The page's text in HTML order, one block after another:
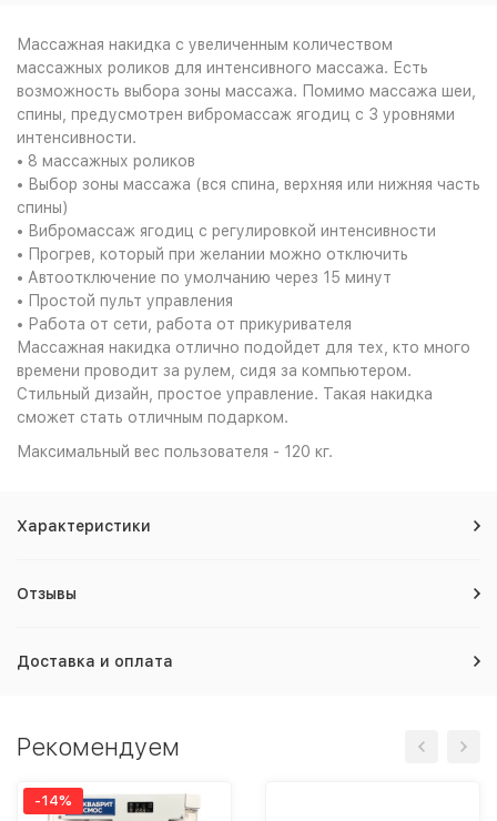
Массажная накидка с увеличенным количеством
массажных роликов для интенсивного массажа. Есть
возможность выбора зоны массажа. Помимо массажа шеи,
спины, предусмотрен вибромассаж ягодиц с 3 уровнями
интенсивности.
• 8 массажных роликов
• Выбор зоны массажа (вся спина, верхняя или нижняя часть
спины)
• Вибромассаж ягодиц с регулировкой интенсивности
• Прогрев, который при желании можно отключить
• Автоотключение по умолчанию через 15 минут
• Простой пульт управления
• Работа от сети, работа от прикуривателя
Массажная накидка отлично подойдет для тех, кто много
времени проводит за рулем, сидя за компьютером.
Стильный дизайн, простое управление. Такая накидка
сможет стать отличным подарком.
Максимальный вес пользователя - 120 кг.
Характеристики
Отзывы
Доставка и оплата
Рекомендуем
-14%